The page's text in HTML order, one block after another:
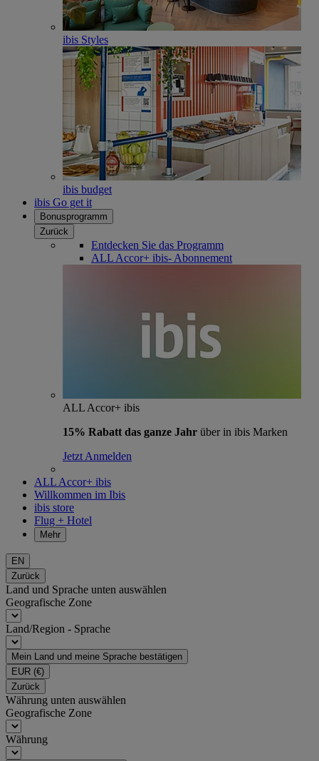
ibis Styles
ibis budget
ibis Go get it
Bonusprogramm
Zurück
Entdecken Sie das Programm
ALL Accor+ ibis- Abonnement
ALL Accor+ ibis
15% Rabatt das ganze Jahr über in ibis Marken
Jetzt Anmelden
ALL Accor+ ibis
Willkommen im Ibis
ibis store
Flug + Hotel
Mehr
EN
Zurück
Land und Sprache unten auswählen
Geografische Zone
Land/Region - Sprache
Mein Land und meine Sprache bestätigen
EUR (€)
Zurück
Währung unten auswählen
Geografische Zone
Währung